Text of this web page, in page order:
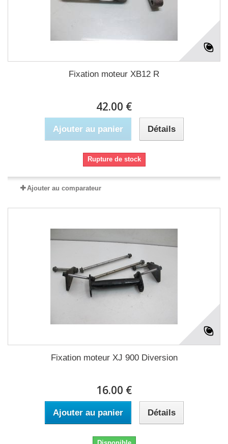
Fixation moteur XB12 R
42.00 €
Ajouter au panier Détails
Rupture de stock
Ajouter au comparateur
Fixation moteur XJ 900 Diversion
16.00 €
Ajouter au panier Détails